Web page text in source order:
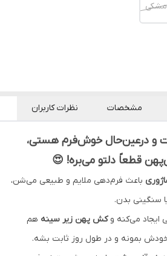
مشکی
مشخصات نظرات کاربران
و درعین‌حال خوش‌فرم هستی،
قطعاً دلتو می‌بره! 😍
باعث فرم‌دهی ملایم و طبیعی می‌شن،
سنگینی بدن.
ایجاد می‌کنه وکش پهن زیر سینه هم
بمونه و در طول روز ثابت بشه.